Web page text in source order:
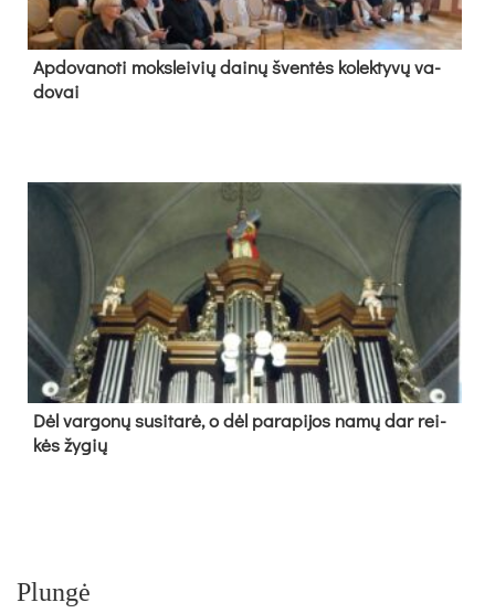
Ap­do­va­no­ti moks­lei­vių dai­nų šven­tės ko­lek­ty­vų va­
do­vai
Dėl var­go­nų su­si­ta­rė, o dėl pa­ra­pi­jos na­mų dar rei­
kės žy­gių
Plungė